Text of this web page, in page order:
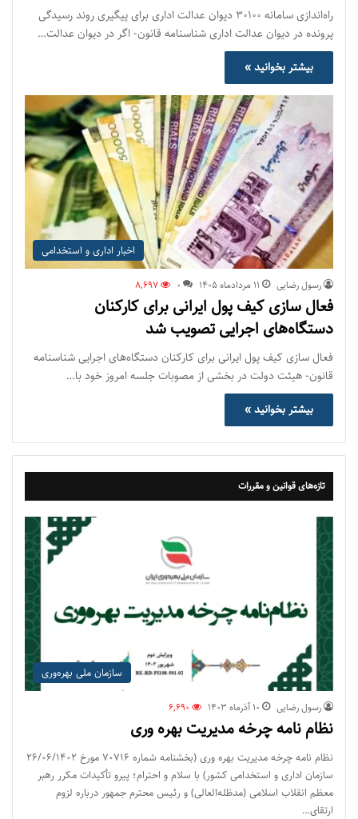
راه‌اندازی سامانه ۳۰۱۰۰ دیوان عدالت اداری برای پیگیری روند رسیدگی
پرونده در دیوان عدالت اداری شناسنامه قانون- اگر در دیوان عدالت…
بیشتر بخوانید »
اخبار اداری و استخدامی
رسول رضایی ۱۱ مرداد‌ماه ۱۴۰۵ 0
8,697
فعال سازی کیف پول ایرانی برای کارکنان
دستگاه‌های اجرایی تصویب شد
فعال سازی کیف پول ایرانی برای کارکنان دستگاه‌های اجرایی شناسنامه
قانون- هیئت دولت در بخشی از مصوبات جلسه امروز خود با…
بیشتر بخوانید »
تازه‌های قوانین و مقررات
سازمان ملی بهره‌وری
رسول رضایی ۱۰ آذر‌ماه ۱۴۰۳ 6,690
نظام نامه چرخه مدیریت بهره وری
نظام نامه چرخه مدیریت بهره وری (بخشنامه شماره ۷۰۷۱۶ مورخ ۲۶/۰۶/۱۴۰۲
سازمان اداری و استخدامی کشور) با سلام و احترام؛ پیرو تأکیدات مکرر رهبر
معظم انقلاب اسلامی (مدظله‌العالی) و رئیس محترم جمهور درباره لزوم
ارتقای…